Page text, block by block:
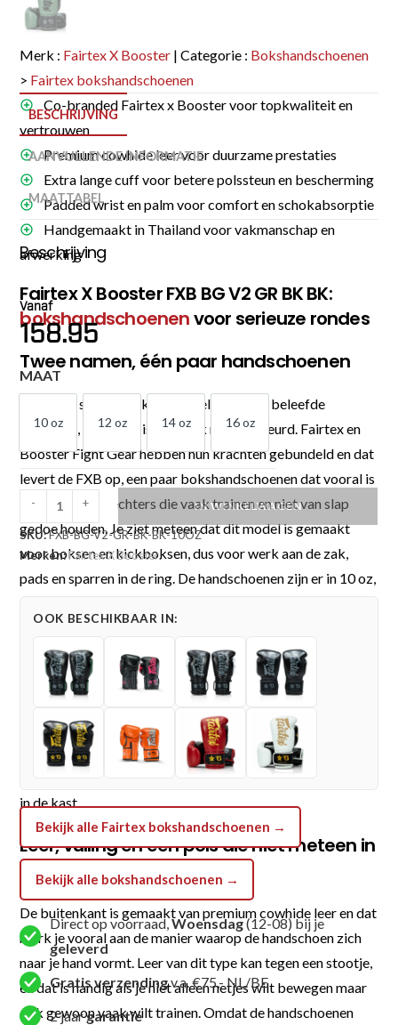
Merk : Fairtex X Booster | Categorie : Bokshandschoenen
> Fairtex bokshandschoenen
Co-branded Fairtex x Booster voor topkwaliteit en
vertrouwen
Premium cowhide leer voor duurzame prestaties
Extra lange cuff voor betere polssteun en bescherming
Padded wrist en palm voor comfort en schokabsorptie
Handgemaakt in Thailand voor vakmanschap en
afwerking
Vanaf
158.95
MAAT
10 oz
10 OZ
12 oz
12 OZ
14 oz
14 OZ
16 oz
16 OZ
X
Booster
Bokshandschoenen
BG
aantal
- + IN WINKELWAGEN
SKU:FXB-BG-V2-GR-BK-BK-10OZ
Merken:Fairtex X Booster.
OOK BESCHIKBAAR IN:
Bekijk alle Fairtex bokshandschoenen →
Bekijk alle bokshandschoenen →
Direct op voorraad,Woensdag(12-08) bij je
geleverd
Gratis verzendingv.a. €75,- NL/BE
2 jaargarantie
BESCHRIJVING
AANVULLENDE INFORMATIE
MAATTABEL
Beschrijving
Fairtex X Booster FXB BG V2 GR BK BK:
bokshandschoenenvoor serieuze rondes
Twee namen, één paar handschoenen
Sommige samenwerkingen voelen als een beleefde
handdruk, maar hier is duidelijk meer gebeurd. Fairtex en
Booster Fight Gear hebben hun krachten gebundeld en dat
levert de FXB op, een paar bokshandschoenen dat vooral is
bedoeld voor vechters die vaak trainen en niet van slap
gedoe houden. Je ziet meteen dat dit model is gemaakt
voor boksen en kickboksen, dus voor werk aan de zak,
pads en sparren in de ring. De handschoenen zijn er in 10 oz,
jouw trainingsdoel en lichaamsgewicht. Wie vooral
technisch traint, grijpt vaak naar een lichter paar, terwijl
zwaardere handschoenen meer comfort geven bij sparren
en langere sessies. De kleur groen geeft het geheel een
rustige, stevige uitstraling, alsof iemand heeft besloten dat
sportspullen ook gewoon smaak mogen hebben. En ja, het
merk staat er niet voor niets op: dit is geen decorstuk voor
in de kast.
Leer, vulling en een pols die niet meteen in
paniek raakt
De buitenkant is gemaakt van premium cowhide leer en dat
merk je vooral aan de manier waarop de handschoen zich
naar je hand vormt. Leer van dit type kan tegen een stootje,
en dat is handig als je niet alleen netjes wilt bewegen maar
ook gewoon vaak wilt trainen. Omdat de handschoenen